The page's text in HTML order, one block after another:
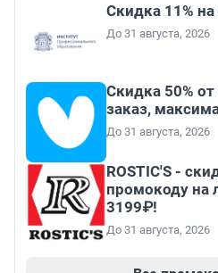
Скидка 11%
До 31 августа, 2026
Скидка 50%
заказ,
До 31 августа, 2026
ROSTIC'S -
промокоду на
3199₽!
До 31 августа, 2026